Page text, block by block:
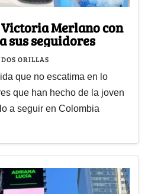
Merlano con
sus seguidores
ORILLAS
que no escatima en lo
que han hecho de la joven
a seguir en Colombia